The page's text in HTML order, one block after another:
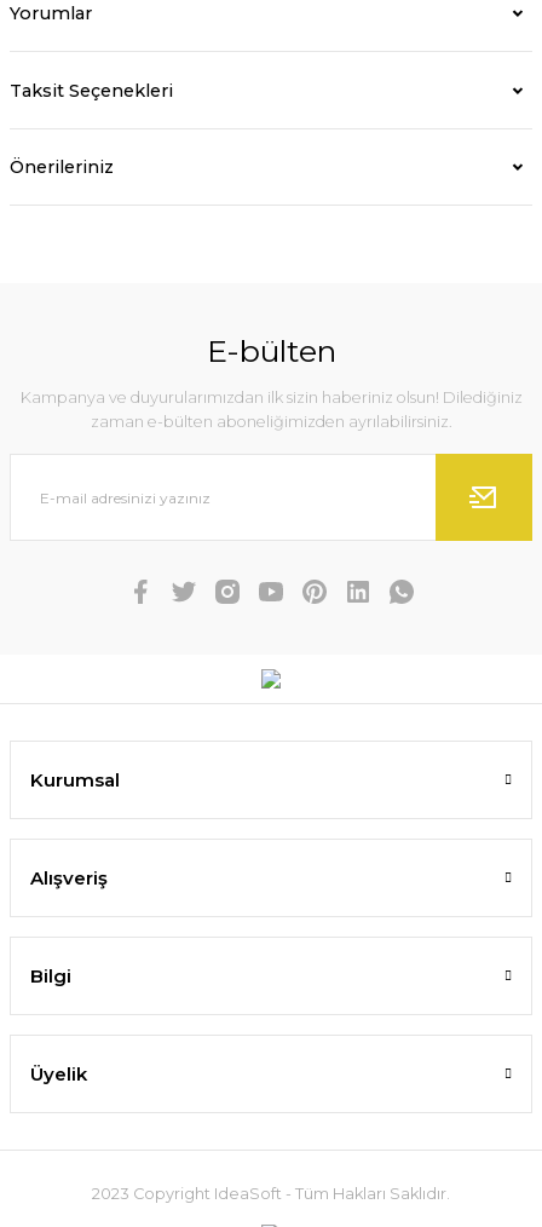
Yorumlar
Taksit Seçenekleri
Önerileriniz
E-bülten
Kampanya ve duyurularımızdan ilk sizin haberiniz olsun! Dilediğiniz
zaman e-bülten aboneliğimizden ayrılabilirsiniz.
Kurumsal
Alışveriş
Bilgi
Üyelik
2023 Copyright IdeaSoft - Tüm Hakları Saklıdır.